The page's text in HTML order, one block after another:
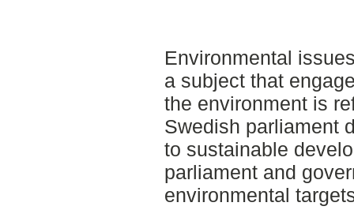
Environmental
a subject that
the environment is
Swedish parliament
to sustainable
parliament and
environmental